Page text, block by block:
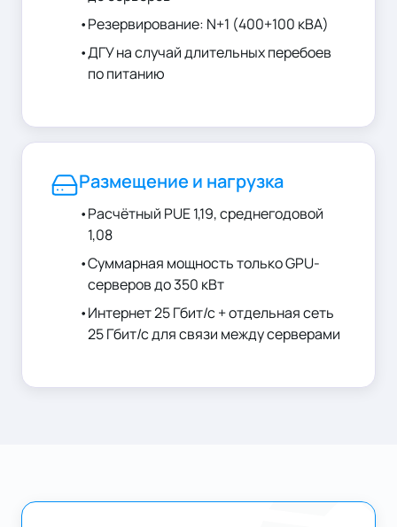
•Резервирование: N+1 (400+100 кВА)
•ДГУ на случай длительных перебоев
по питанию
Размещение и нагрузка
•Расчётный PUE 1,19, среднегодовой
1,08
•Суммарная мощность только GPU-
серверов до 350 кВт
•Интернет 25 Гбит/с + отдельная сеть
25 Гбит/с для связи между серверами